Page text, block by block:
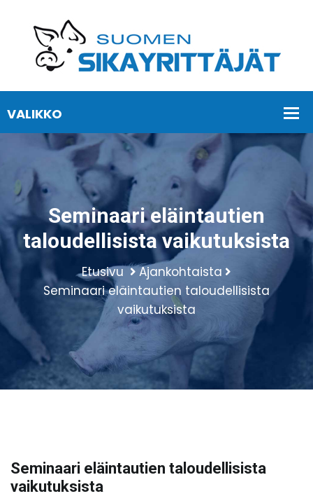
Seminaari eläintautien
taloudellisista vaikutuksista
Etusivu
Ajankohtaista
Seminaari eläintautien taloudellisista
vaikutuksista
Seminaari eläintautien taloudellisista
vaikutuksista